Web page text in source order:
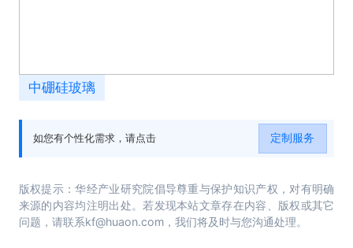
中硼硅玻璃
如您有个性化需求，请点击 定制服务
版权提示：华经产业研究院倡导尊重与保护知识产权，对有明确
来源的内容均注明出处。若发现本站文章存在内容、版权或其它
问题，请联系kf@huaon.com，我们将及时与您沟通处理。